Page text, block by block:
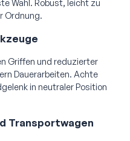
Wahl. Robust, leicht zu
Ordnung.
Griffen und reduzierter
Dauerarbeiten. Achte
in neutraler Position
Transportwagen